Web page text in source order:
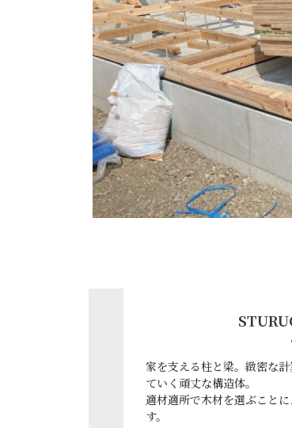
家を支える柱と梁。緻密な
ていく頑丈な構造体。
適材適所で木材を選ぶこと
す。